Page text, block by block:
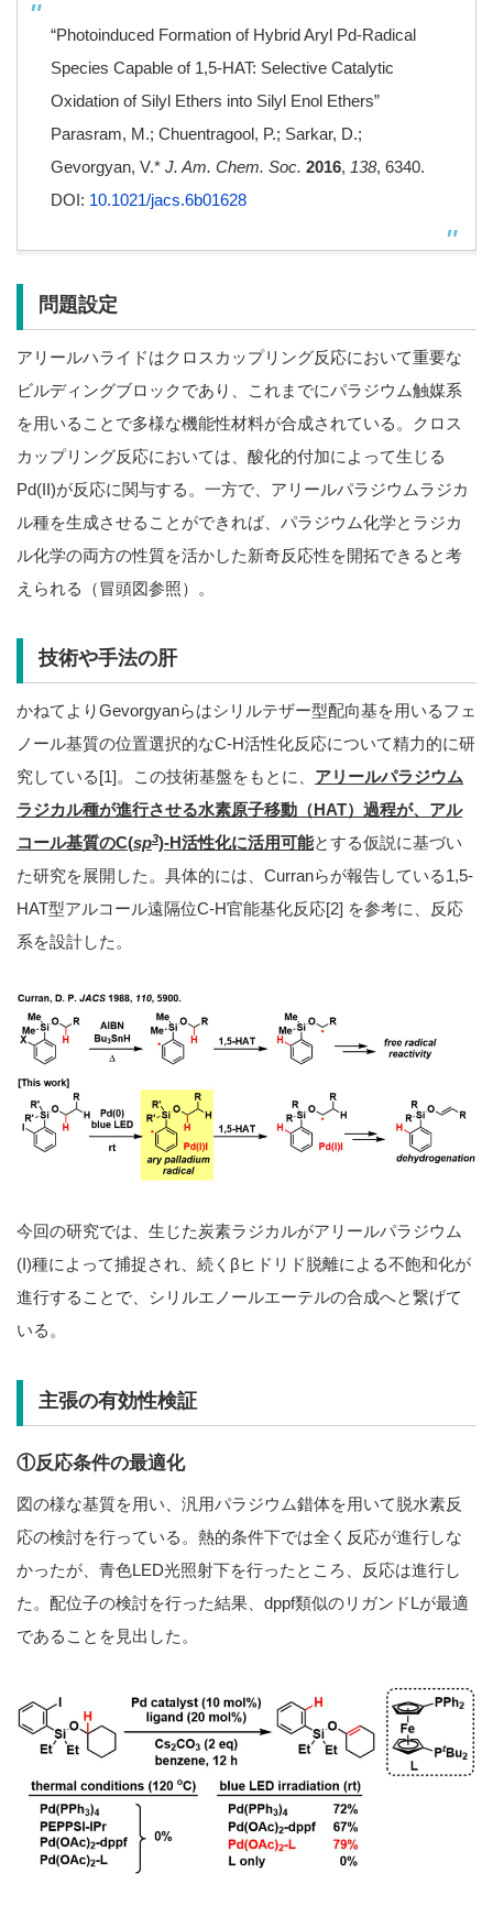
“Photoinduced Formation of Hybrid Aryl Pd-Radical
Species Capable of 1,5-HAT: Selective Catalytic
Oxidation of Silyl Ethers into Silyl Enol Ethers”
Parasram, M.; Chuentragool, P.; Sarkar, D.;
Gevorgyan, V.* J. Am. Chem. Soc. 2016, 138, 6340.
DOI: 10.1021/jacs.6b01628
問題設定
アリールハライドはクロスカップリング反応において重要な
ビルディングブロックであり、これまでにパラジウム触媒系
を用いることで多様な機能性材料が合成されている。クロス
カップリング反応においては、酸化的付加によって生じる
Pd(II)が反応に関与する。一方で、アリールパラジウムラジカ
ル種を生成させることができれば、パラジウム化学とラジカ
ル化学の両方の性質を活かした新奇反応性を開拓できると考
えられる（冒頭図参照）。
技術や手法の肝
かねてよりGevorgyanらはシリルテザー型配向基を用いるフェ
ノール基質の位置選択的なC-H活性化反応について精力的に研
究している[1]。この技術基盤をもとに、 アリールパラジウム
ラジカル種が進行させる水素原子移動（HAT）過程が、アル
コール基質のC(sp3)-H活性化に活用可能とする仮説に基づい
た研究を展開した。具体的には、Curranらが報告している1,5-
HAT型アルコール遠隔位C-H官能基化反応[2] を参考に、反応
系を設計した。
今回の研究では、生じた炭素ラジカルがアリールパラジウム
(I)種によって捕捉され、続くβヒドリド脱離による不飽和化が
進行することで、シリルエノールエーテルの合成へと繋げて
いる。
主張の有効性検証
①反応条件の最適化
図の様な基質を用い、汎用パラジウム錯体を用いて脱水素反
応の検討を行っている。熱的条件下では全く反応が進行しな
かったが、青色LED光照射下を行ったところ、反応は進行し
た。配位子の検討を行った結果、dppf類似のリガンドLが最適
であることを見出した。